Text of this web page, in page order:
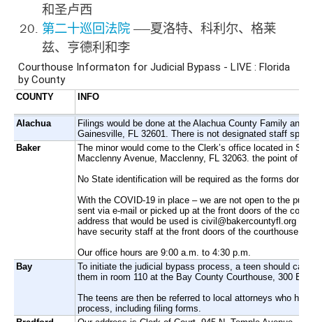
和圣卢西
第二十巡回法院 ——夏洛特、科利尔、格莱
兹、亨德利和李